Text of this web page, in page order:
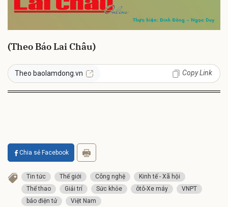
(Theo Báo Lai Châu)
Theo baolamdong.vn Copy Link
Chia sẻ Facebook
Tin tức Thế giới Công nghệ
Kinh tế - Xã hội
Thể thao
Giải trí Sức khỏe ôtô-Xe máy
VNPT
báo điện tử
Việt Nam